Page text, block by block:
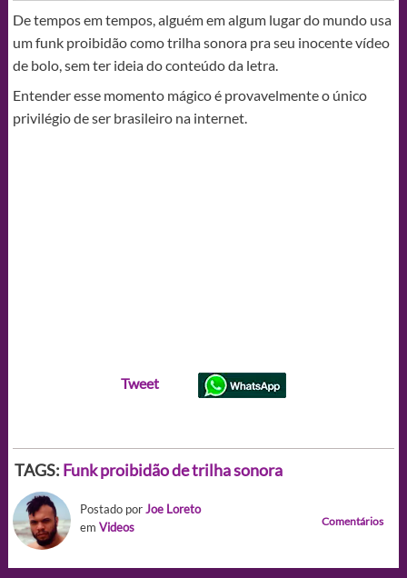
De tempos em tempos, alguém em algum lugar do mundo usa
um funk proibidão como trilha sonora pra seu inocente vídeo
de bolo, sem ter ideia do conteúdo da letra.
Entender esse momento mágico é provavelmente o único
privilégio de ser brasileiro na internet.
Tweet
TAGS: Funk proibidão de trilha sonora
Postado porJoe Loreto
em Videos Comentários